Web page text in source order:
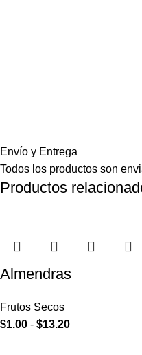
Envío y Entrega
Todos los productos son
Productos
Almendras
Frutos Secos
$1.00 - $13.20